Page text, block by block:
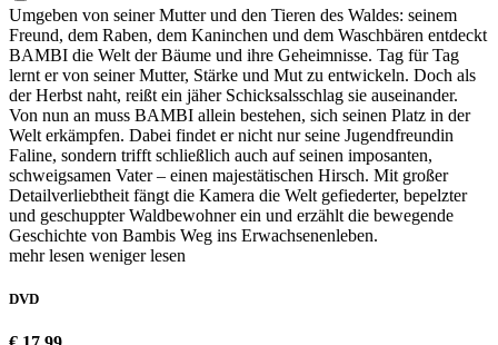
Umgeben von seiner Mutter und den Tieren des Waldes: seinem
Freund, dem Raben, dem Kaninchen und dem Waschbären entdeckt
BAMBI die Welt der Bäume und ihre Geheimnisse. Tag für Tag
lernt er von seiner Mutter, Stärke und Mut zu entwickeln. Doch als
der Herbst naht, reißt ein jäher Schicksalsschlag sie auseinander.
Von nun an muss BAMBI allein bestehen, sich seinen Platz in der
Welt erkämpfen. Dabei findet er nicht nur seine Jugendfreundin
Faline, sondern trifft schließlich auch auf seinen imposanten,
schweigsamen Vater – einen majestätischen Hirsch. Mit großer
Detailverliebtheit fängt die Kamera die Welt gefiederter, bepelzter
und geschuppter Waldbewohner ein und erzählt die bewegende
Geschichte von Bambis Weg ins Erwachsenenleben.
mehr lesen weniger lesen
DVD